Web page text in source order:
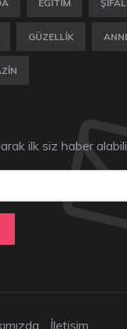
EĞITIM
GÜZELLIK
ilk siz haber
İletişim